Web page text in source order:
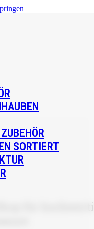
SORTIERT
für